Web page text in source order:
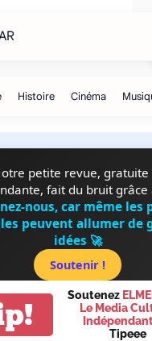
petite revue, gratuite
fait du bruit grâce
nous, car même les
peuvent allumer de
idées 🚀
Soutenir !
Soutenez
Le Media
Tipeee